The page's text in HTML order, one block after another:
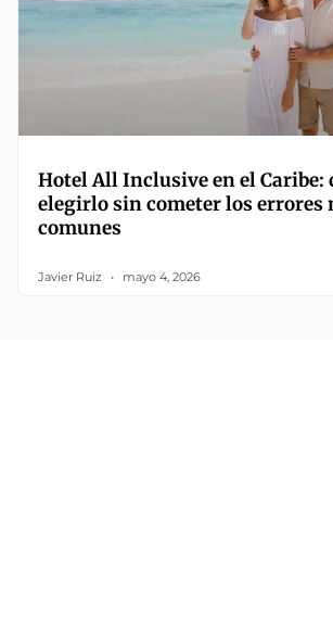
Hotel All Inclusive en el Caribe:
elegirlo sin cometer los errores
comunes
Javier Ruiz mayo 4, 2026